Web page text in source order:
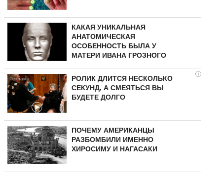
КАКАЯ УНИКАЛЬНАЯ
АНАТОМИЧЕСКАЯ
ОСОБЕННОСТЬ БЫЛА У
МАТЕРИ ИВАНА ГРОЗНОГО
i
РОЛИК ДЛИТСЯ НЕСКОЛЬКО
СЕКУНД, А СМЕЯТЬСЯ ВЫ
БУДЕТЕ ДОЛГО
ПОЧЕМУ АМЕРИКАНЦЫ
РАЗБОМБИЛИ ИМЕННО
ХИРОСИМУ И НАГАСАКИ